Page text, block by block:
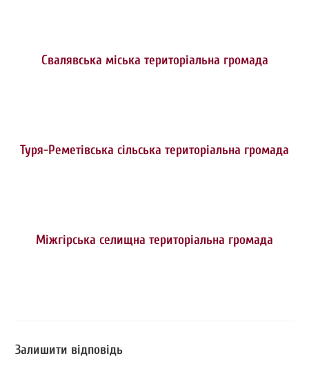
Свалявська міська територіальна громада
Туря-Реметівська сільська територіальна громада
Міжгірська селищна територіальна громада
Залишити відповідь